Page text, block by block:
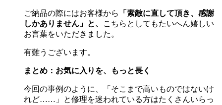
ご納品の際にはお客様から
「素敵に直して頂き、感謝
しかありません」と、
こちらとしてもたいへん嬉しい
お言葉をいただきました。
有難うございます。
まとめ：お気に入りを、もっと長く
今回の事例のように、「そこまで高いものではないけ
れど…… 」と修理を迷われている方はたくさんいらっ